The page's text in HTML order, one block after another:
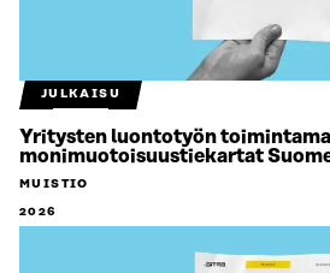
JULKAISU
Yritysten luontotyön
monimuotoisuustiekartat
MUISTIO
2026